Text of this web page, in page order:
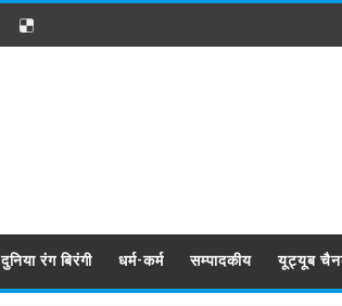
दुनिया रंग बिरंगी धर्म-कर्म सम्पादकीय यूट्यूब